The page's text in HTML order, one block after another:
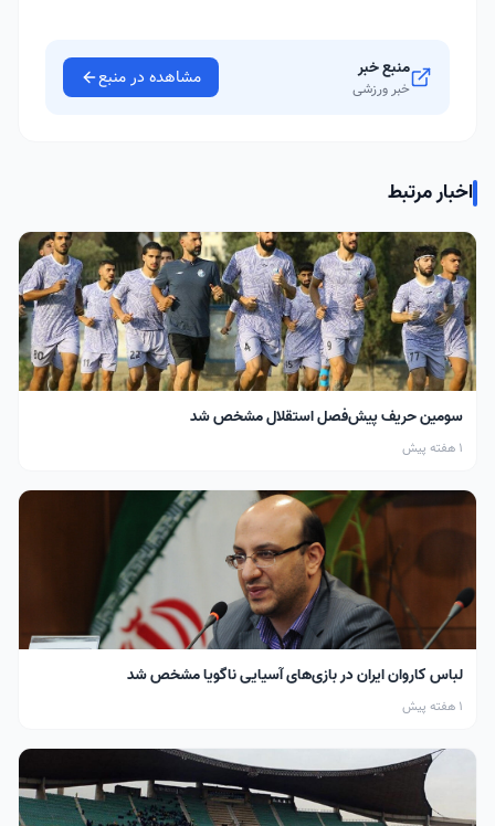
منبع خبر
خبر ورزشی مشاهده در منبع
اخبار مرتبط
سومین حریف پیش‌فصل استقلال مشخص شد
1 هفته پیش
لباس کاروان ایران در بازی‌های آسیایی ناگویا مشخص شد
1 هفته پیش